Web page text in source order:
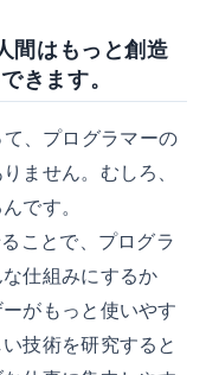
間はもっと創造
きます。
、プログラマーの
ません。むしろ、
です。
ことで、プログラ
仕組みにするか
がもっと使いやす
技術を研究すると